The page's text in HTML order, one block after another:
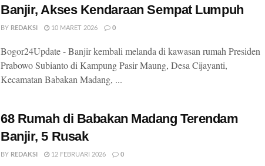
Banjir, Akses Kendaraan Sempat Lumpuh
BY REDAKSI 10 MARET 2026 0
Bogor24Update - Banjir kembali melanda di kawasan rumah Presiden
Prabowo Subianto di Kampung Pasir Maung, Desa Cijayanti,
Kecamatan Babakan Madang, ...
68 Rumah di Babakan Madang Terendam
Banjir, 5 Rusak
BY REDAKSI 12 FEBRUARI 2026 0